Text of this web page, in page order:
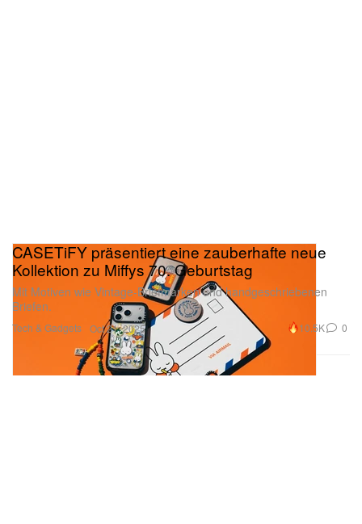
Tech & Gadgets
CASETiFY präsentiert eine zauberhafte neue
Kollektion zu Miffys 70. Geburtstag
Mit Motiven wie Vintage-Briefmarken und handgeschriebenen
Briefen.
Oct 21, 2025 10.5K 0